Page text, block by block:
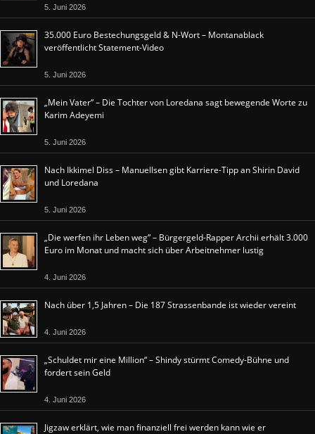
5. Juni 2026
35.000 Euro Bestechungsgeld & N-Wort – Montanablack
veröffentlicht Statement-Video
5. Juni 2026
„Mein Vater“ – Die Tochter von Loredana sagt bewegende Worte zu
Karim Adeyemi
5. Juni 2026
Nach Ikkimel Diss – Manuellsen gibt Karriere-Tipp an Shirin David
und Loredana
5. Juni 2026
„Die werfen ihr Leben weg“ – Bürgergeld-Rapper Archii erhält 3.000
Euro im Monat und macht sich über Arbeitnehmer lustig
4. Juni 2026
Nach über 1,5 Jahren – Die 187 Strassenbande ist wieder vereint
4. Juni 2026
„Schuldet mir eine Million“ – Shindy stürmt Comedy-Bühne und
fordert sein Geld
4. Juni 2026
Jigzaw erklärt, wie man finanziell frei werden kann wie er